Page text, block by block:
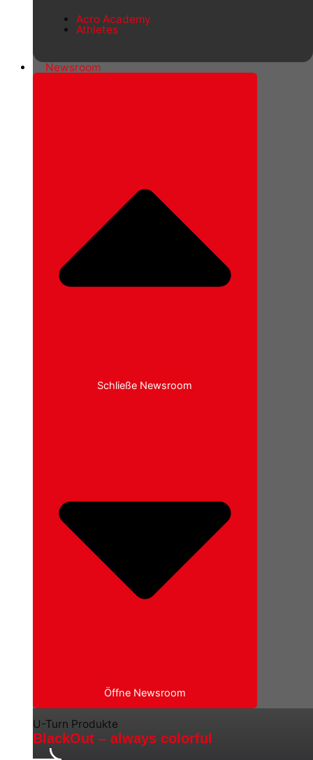
Acro Academy
Athletes
Newsroom
Schließe Newsroom
Öffne Newsroom
U-Turn Produkte
BlackOut – always colorful